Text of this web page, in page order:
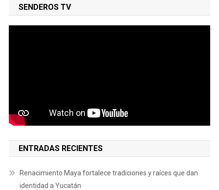
SENDEROS TV
ENTRADAS RECIENTES
Renacimiento Maya fortalece tradiciones y raíces que dan
identidad a Yucatán